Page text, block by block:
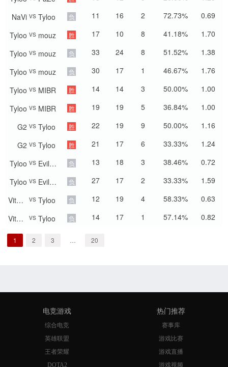
NaVi vsTyloo 负 11 16 2 72.73%
0.69
Tyloo vs mouz 胜 17 10 8 41.18%
1.70
Tyloo vs mouz 负 33 24 8 51.52%
1.38
Tyloo vs mouz 负 30 17 1 46.67%
1.76
Tyloo vs MIBR 胜 14 14 3 50.00%
1.00
Tyloo vs MIBR 胜 19 19 5 36.84%
1.00
G2 vsTyloo 胜 22 19 9 50.00%
1.16
G2 vsTyloo 胜 21 17 6 33.33%
1.24
Tyloo vs Evil Geniuses 负 13 18 3 38.46%
0.72
Tyloo vs Evil Geniuses 负 27 17 2 33.33%
1.59
Vitality vsTyloo 负 12 19 4 58.33%
0.63
Vitality vsTyloo 负 14 17 1 57.14% 0.82
1 2 3 20
电竞游戏
综合电竞
英雄联盟
王者荣耀
DOTA2
热门推荐
赛事库
游戏比赛
游戏直播
游戏视频